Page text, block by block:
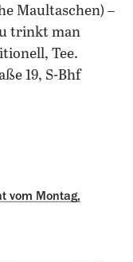
Maultaschen) –
trinkt man
Tee.
19, S-Bhf
teilenteilen
vom Montag,